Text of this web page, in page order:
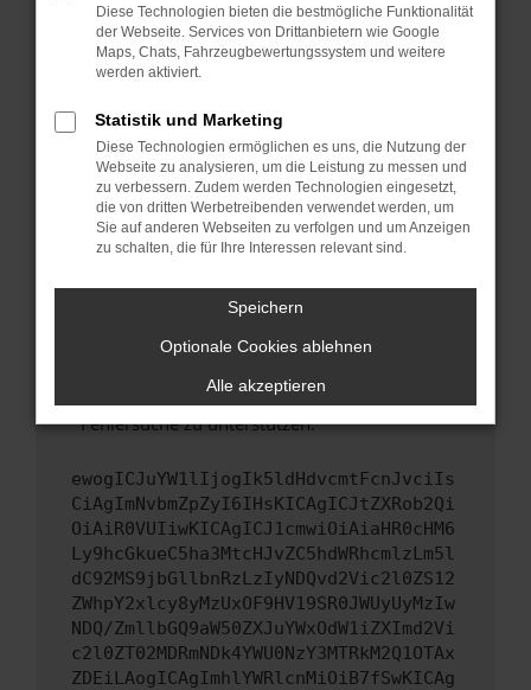
Starte dein Gerät neu.
Das kann manchmal helfen, vorübergehende
Probleme zu beheben.
Betriebssystem auf dem neuesten Stand
sind.
Veraltete Software birgt nicht nur ein
Sicherheitsrisiko, sondern kann auch dazu
führen, dass bestimmte Funktionen nicht mehr
unterstützt werden.
Wende dich an den Webseitenbetreiber.
Wenn du alle oben genannten Schritte versucht
hast, kontaktiere uns bitte. Wir werden
uns diesen Text schicken, um uns bei der
Fehlersuche zu unterstützen:
ewogICJuYW1lIjogIk5ldHdvcmtFcnJvciIs
CiAgImNvbmZpZyI6IHsKICAgICJtZXRob2Qi
OiAiR0VUIiwKICAgICJ1cmwiOiAiaHR0cHM6
Ly9hcGkueC5ha3MtcHJvZC5hdWRhcmlzLm5l
dC92MS9jbGllbnRzLzIyNDQvd2Vic2l0ZS12
ZWhpY2xlcy8yMzUxOF9HV19SR0JWUyUyMzIw
NDQ/ZmllbGQ9aW50ZXJuYWxOdW1iZXImd2Vi
c2l0ZT02MDRmNDk4YWU0NzY3MTRkM2Q1OTAx
ZDEiLAogICAgImhlYWRlcnMiOiB7fSwKICAg
Diese Technologien bieten die bestmögliche Funktionalität
der Webseite. Services von Drittanbietern wie Google
Maps, Chats, Fahrzeugbewertungssystem und weitere
werden aktiviert.
Statistik und Marketing
Diese Technologien ermöglichen es uns, die Nutzung der
Webseite zu analysieren, um die Leistung zu messen und
zu verbessern. Zudem werden Technologien eingesetzt,
die von dritten Werbetreibenden verwendet werden, um
Sie auf anderen Webseiten zu verfolgen und um Anzeigen
zu schalten, die für Ihre Interessen relevant sind.
Speichern
Optionale Cookies ablehnen
Alle akzeptieren